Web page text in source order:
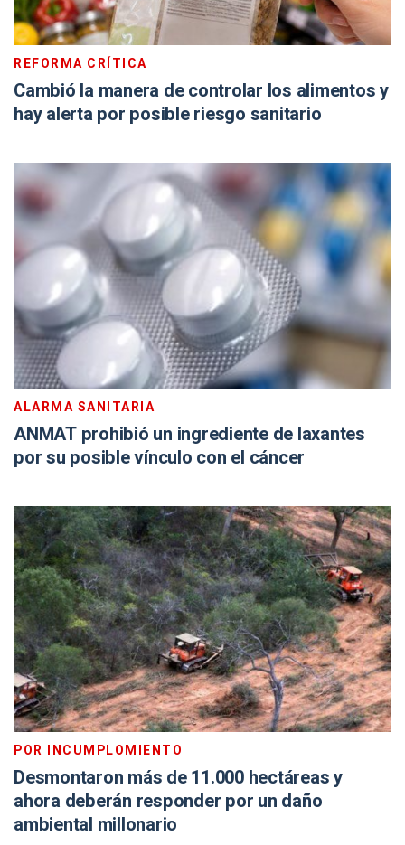
REFORMA CRÍTICA
Cambió la manera de controlar los alimentos y
hay alerta por posible riesgo sanitario
ALARMA SANITARIA
ANMAT prohibió un ingrediente de laxantes
por su posible vínculo con el cáncer
POR INCUMPLOMIENTO
Desmontaron más de 11.000 hectáreas y
ahora deberán responder por un daño
ambiental millonario